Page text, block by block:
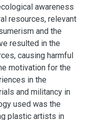
awareness
resources, relevant
and the
resulted in the
causing harmful
motivation for the
in the
and militancy in
used was the
plastic artists in